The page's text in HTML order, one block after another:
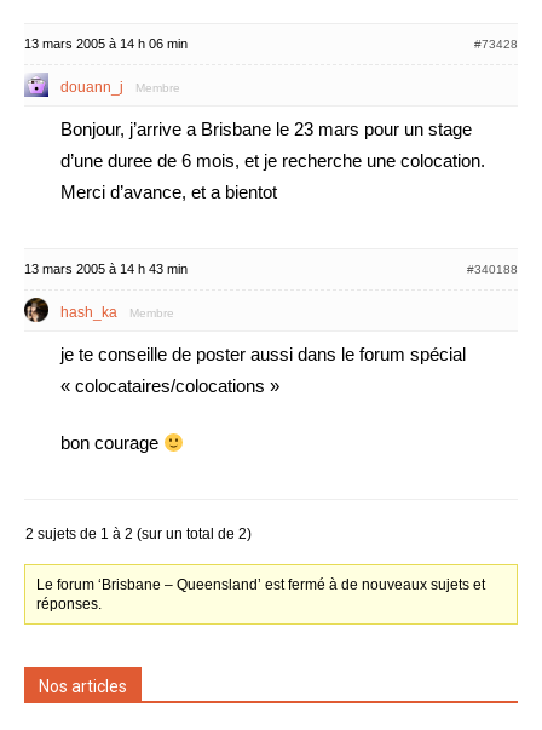
13 mars 2005 à 14 h 06 min #73428
douann_j Membre
Bonjour, j’arrive a Brisbane le 23 mars pour un stage
d’une duree de 6 mois, et je recherche une colocation.
Merci d’avance, et a bientot
13 mars 2005 à 14 h 43 min #340188
hash_ka Membre
je te conseille de poster aussi dans le forum spécial
« colocataires/colocations »
bon courage
2 sujets de 1 à 2 (sur un total de 2)
Le forum ‘Brisbane – Queensland’ est fermé à de nouveaux sujets et
réponses.
Nos articles